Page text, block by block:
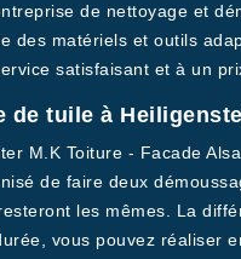
de nettoyage et
des matériels et outils
satisfaisant et à un
de tuile à
M.K Toiture - Facade
de faire deux
les mêmes. La
vous pouvez réaliser